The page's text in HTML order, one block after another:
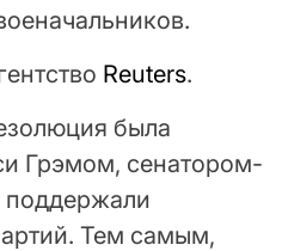
Reuters.
была
Грэмом, сенатором-
поддержали
Тем самым,